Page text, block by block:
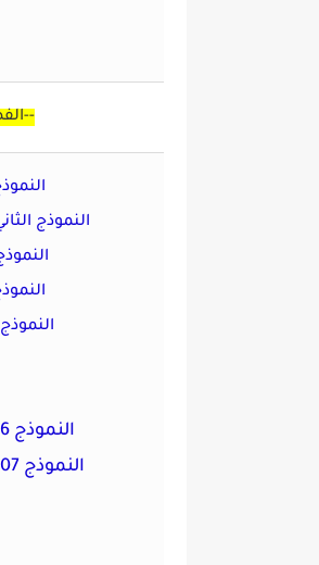
-- الفصل الثالث--
النموذج 06
النموذج 07